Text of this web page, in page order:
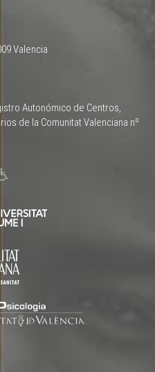
Valencia
Autonómico de Centros,
de la Comunitat Valenciana nº